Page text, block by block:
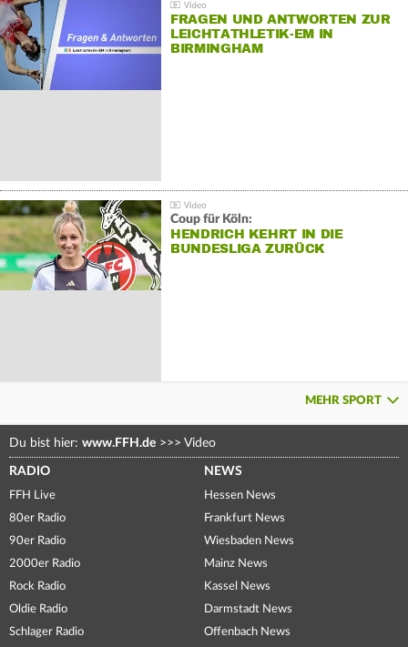
FRAGEN UND ANTWORTEN ZUR
LEICHTATHLETIK-EM IN
BIRMINGHAM
Coup für Köln:
HENDRICH KEHRT IN DIE
BUNDESLIGA ZURÜCK
MEHR SPORT
Du bist hier: www.FFH.de >>> Video
RADIO
FFH Live
80er Radio
90er Radio
2000er Radio
Rock Radio
Oldie Radio
Schlager Radio
NEWS
Hessen News
Frankfurt News
Wiesbaden News
Mainz News
Kassel News
Darmstadt News
Offenbach News